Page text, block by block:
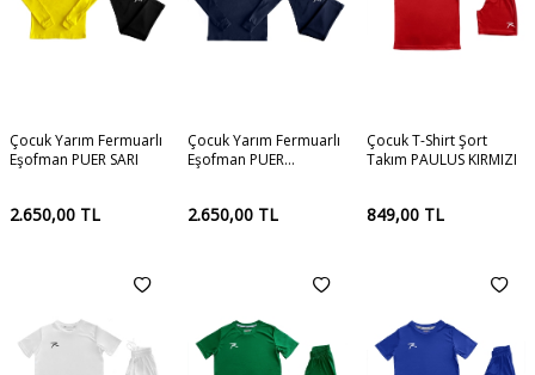
Çocuk Yarım Fermuarlı
Eşofman PUER SARI
2.650,00 TL
Çocuk Yarım Fermuarlı
Eşofman PUER
2.650,00 TL
Çocuk T-Shirt Şort
Takım PAULUS KIRMIZI
849,00TL